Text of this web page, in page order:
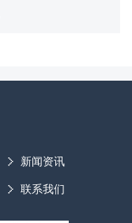
新闻资讯
联系我们